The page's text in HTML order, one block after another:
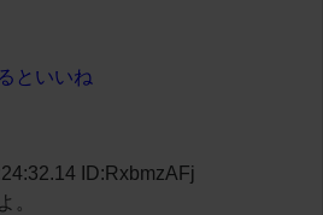
といいね
ID:RxbmzAFj
。